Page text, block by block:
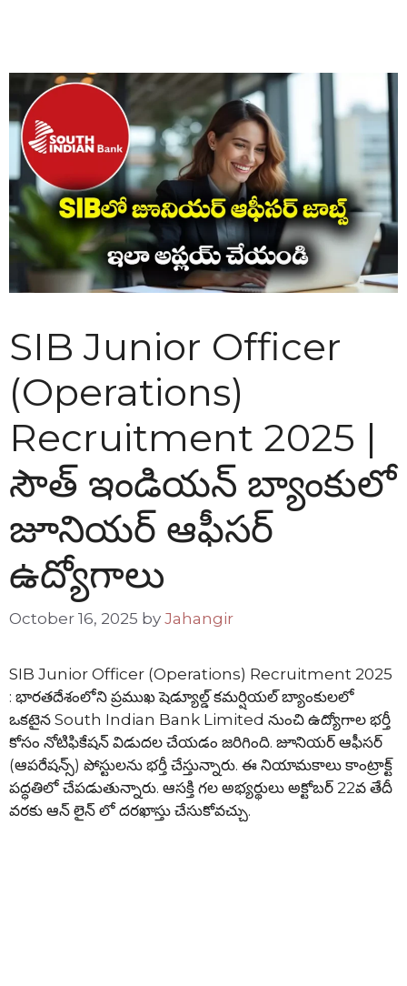
SIB Junior Officer
(Operations)
Recruitment 2025 |
సౌత్ ఇండియన్ బ్యాంకులో
జూనియర్ ఆఫీసర్
ఉద్యోగాలు
October 16, 2025 by Jahangir
SIB Junior Officer (Operations) Recruitment 2025
: భారతదేశంలోని ప్రముఖ షెడ్యూల్డ్ కమర్షియల్ బ్యాంకులలో
ఒకటైన South Indian Bank Limited నుంచి ఉద్యోగాల భర్తీ
కోసం నోటిఫికేషన్ విడుదల చేయడం జరిగింది. జూనియర్ ఆఫీసర్
(ఆపరేషన్స్) పోస్టులను భర్తీ చేస్తున్నారు. ఈ నియామకాలు కాంట్రాక్ట్
పద్ధతిలో చేపడుతున్నారు. ఆసక్తి గల అభ్యర్థులు అక్టోబర్ 22వ తేదీ
వరకు ఆన్ లైన్ లో దరఖాస్తు చేసుకోవచ్చు.